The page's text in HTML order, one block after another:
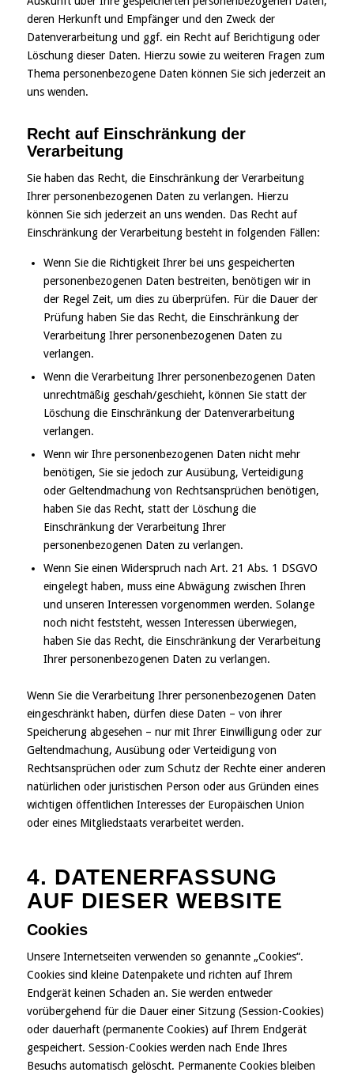
deren Herkunft und Empfänger und den Zweck der
Datenverarbeitung und ggf. ein Recht auf Berichtigung oder
Löschung dieser Daten. Hierzu sowie zu weiteren Fragen zum
Thema personenbezogene Daten können Sie sich jederzeit an
uns wenden.
Recht auf Einschränkung der
Verarbeitung
Sie haben das Recht, die Einschränkung der Verarbeitung
Ihrer personenbezogenen Daten zu verlangen. Hierzu
können Sie sich jederzeit an uns wenden. Das Recht auf
Einschränkung der Verarbeitung besteht in folgenden Fällen:
Wenn Sie die Richtigkeit Ihrer bei uns gespeicherten
personenbezogenen Daten bestreiten, benötigen wir in
der Regel Zeit, um dies zu überprüfen. Für die Dauer der
Prüfung haben Sie das Recht, die Einschränkung der
Verarbeitung Ihrer personenbezogenen Daten zu
verlangen.
Wenn die Verarbeitung Ihrer personenbezogenen Daten
unrechtmäßig geschah/geschieht, können Sie statt der
Löschung die Einschränkung der Datenverarbeitung
verlangen.
Wenn wir Ihre personenbezogenen Daten nicht mehr
benötigen, Sie sie jedoch zur Ausübung, Verteidigung
oder Geltendmachung von Rechtsansprüchen benötigen,
haben Sie das Recht, statt der Löschung die
Einschränkung der Verarbeitung Ihrer
personenbezogenen Daten zu verlangen.
Wenn Sie einen Widerspruch nach Art. 21 Abs. 1 DSGVO
eingelegt haben, muss eine Abwägung zwischen Ihren
und unseren Interessen vorgenommen werden. Solange
noch nicht feststeht, wessen Interessen überwiegen,
haben Sie das Recht, die Einschränkung der Verarbeitung
Ihrer personenbezogenen Daten zu verlangen.
Wenn Sie die Verarbeitung Ihrer personenbezogenen Daten
eingeschränkt haben, dürfen diese Daten – von ihrer
Speicherung abgesehen – nur mit Ihrer Einwilligung oder zur
Geltendmachung, Ausübung oder Verteidigung von
Rechtsansprüchen oder zum Schutz der Rechte einer anderen
natürlichen oder juristischen Person oder aus Gründen eines
wichtigen öffentlichen Interesses der Europäischen Union
oder eines Mitgliedstaats verarbeitet werden.
4. DATENERFASSUNG
AUF DIESER WEBSITE
Cookies
Unsere Internetseiten verwenden so genannte „Cookies“.
Cookies sind kleine Datenpakete und richten auf Ihrem
Endgerät keinen Schaden an. Sie werden entweder
vorübergehend für die Dauer einer Sitzung (Session-Cookies)
oder dauerhaft (permanente Cookies) auf Ihrem Endgerät
gespeichert. Session-Cookies werden nach Ende Ihres
Besuchs automatisch gelöscht. Permanente Cookies bleiben